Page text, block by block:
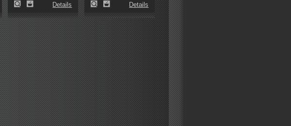
Details Details